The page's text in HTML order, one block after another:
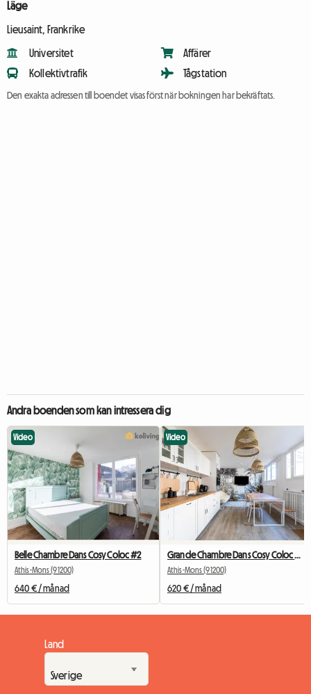
Läge
Lieusaint, Frankrike
Universitet
Kollektivtrafik
Affärer
Tågstation
Den exakta adressen till boendet visas först när bokningen har bekräftats.
Andra boenden som kan intressera dig
Video
Belle Chambre Dans Cosy Coloc #2
Athis-Mons (91200)
640 € / månad
Video
Athis-Mons (91200)
620 € / månad
Land